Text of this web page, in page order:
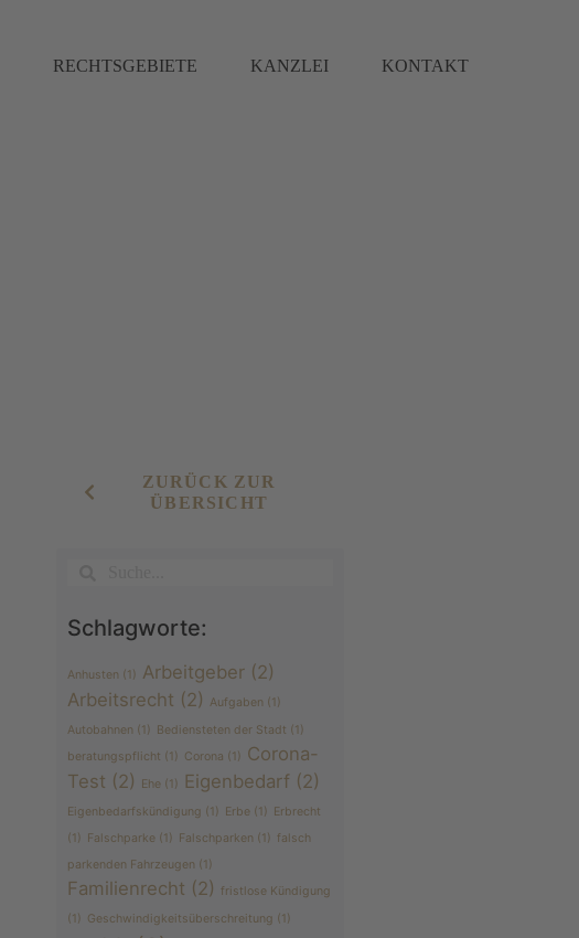
RECHTSGEBIETE KANZLEI KONTAKT
ZURÜCK ZUR
ÜBERSICHT
Schlagworte:
Anhusten (1) Arbeitgeber (2)
Arbeitsrecht (2) Aufgaben (1)
Autobahnen (1) Bediensteten der Stadt (1)
beratungspflicht (1) Corona (1) Corona-
Test (2) Ehe (1) Eigenbedarf (2)
Eigenbedarfskündigung (1) Erbe (1) Erbrecht
(1) Falschparke (1) Falschparken (1) falsch
parkenden Fahrzeugen (1)
Familienrecht (2) fristlose Kündigung
(1) Geschwindigkeitsüberschreitung (1)